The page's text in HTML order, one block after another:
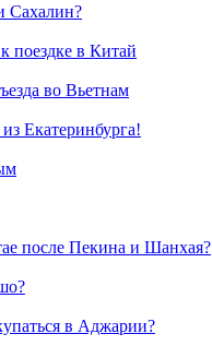
Сахалин?
поездке в Китай
во Вьетнам
Екатеринбурга!
после Пекина и Шанхая?
в Аджарии?